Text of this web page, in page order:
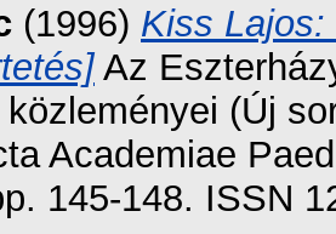
(1996) Kiss
Az
(Új
Academiae
145-148. ISSN